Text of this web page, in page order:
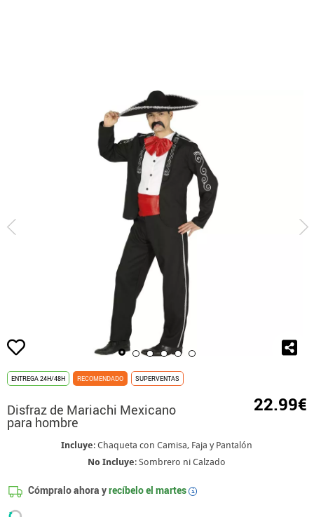
ENTREGA 24H/48H RECOMENDADO SUPERVENTAS
Disfraz de Mariachi Mexicano
para hombre
22.99€
Incluye: Chaqueta con Camisa, Faja y Pantalón
No Incluye: Sombrero ni Calzado
Cómpralo ahora yrecíbelo el martes i